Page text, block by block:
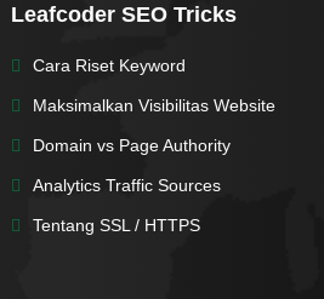
Leafcoder SEO Tricks
Cara Riset Keyword
Maksimalkan Visibilitas Website
Domain vs Page Authority
Analytics Traffic Sources
Tentang SSL / HTTPS